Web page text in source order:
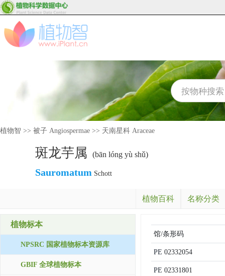
植物智 >> 被子 Angiospermae >> 天南星科 Araceae
斑龙芋属 (bān lóng yù shǔ)
Sauromatum Schott
植物百科 名称分类
植物标本
NPSRC 国家植物标本资源库
GBIF 全球植物标本
馆/条形码
PE 02332054
PE 02331801